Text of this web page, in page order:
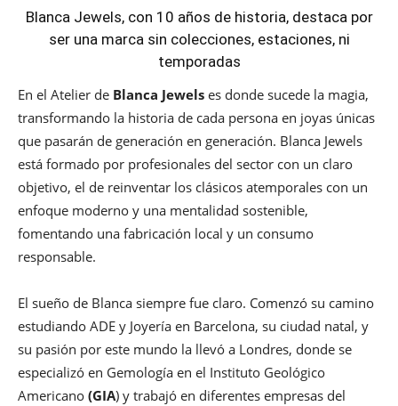
Blanca Jewels, con 10 años de historia, destaca por
ser una marca sin colecciones, estaciones, ni
temporadas
En el Atelier de Blanca Jewels es donde sucede la magia,
transformando la historia de cada persona en joyas únicas
que pasarán de generación en generación. Blanca Jewels
está formado por profesionales del sector con un claro
objetivo, el de reinventar los clásicos atemporales con un
enfoque moderno y una mentalidad sostenible,
fomentando una fabricación local y un consumo
responsable.
El sueño de Blanca siempre fue claro. Comenzó su camino
estudiando ADE y Joyería en Barcelona, su ciudad natal, y
su pasión por este mundo la llevó a Londres, donde se
especializó en Gemología en el Instituto Geológico
Americano (GIA) y trabajó en diferentes empresas del